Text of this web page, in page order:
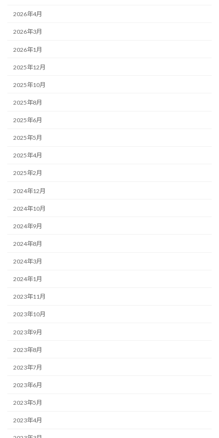
2026年4月
2026年3月
2026年1月
2025年12月
2025年10月
2025年8月
2025年6月
2025年5月
2025年4月
2025年2月
2024年12月
2024年10月
2024年9月
2024年8月
2024年3月
2024年1月
2023年11月
2023年10月
2023年9月
2023年8月
2023年7月
2023年6月
2023年5月
2023年4月